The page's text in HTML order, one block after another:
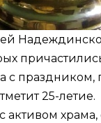
с
25-летие.
активом